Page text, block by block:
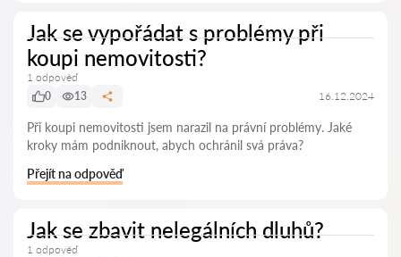
Jak se vypořádat s problémy při
koupi nemovitosti?
1 odpověď
0
13 16.12.2024
Při koupi nemovitosti jsem narazil na právní problémy. Jaké
kroky mám podniknout, abych ochránil svá práva?
Přejít na odpověď
Jak se zbavit nelegálních dluhů?
1 odpověď